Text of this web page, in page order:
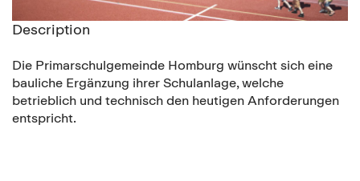
Description
Die Primarschulgemeinde Homburg wünscht sich eine
bauliche Ergänzung ihrer Schulanlage, welche
betrieblich und technisch den heutigen Anforderungen
entspricht.